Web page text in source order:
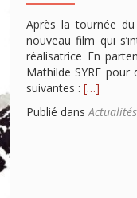
Après la tournée
nouveau film qui
réalisatrice En
Mathilde SYRE
suivantes : En
plus
[…]
Publié dans Actualités